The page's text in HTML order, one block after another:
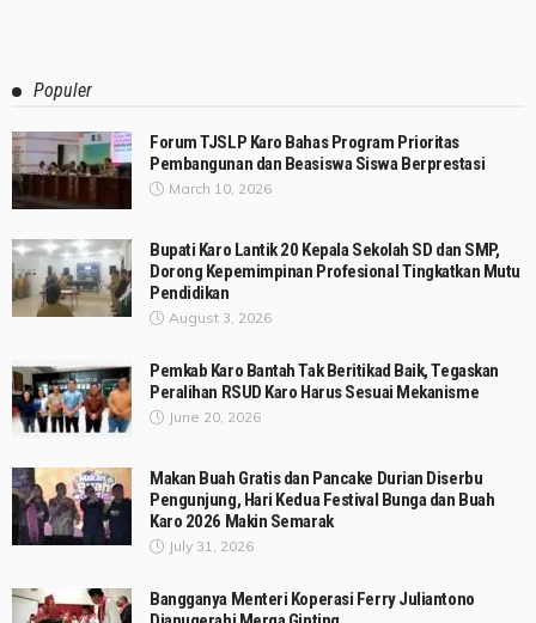
Populer
Forum TJSLP Karo Bahas Program Prioritas
Pembangunan dan Beasiswa Siswa Berprestasi
March 10, 2026
Bupati Karo Lantik 20 Kepala Sekolah SD dan SMP,
Dorong Kepemimpinan Profesional Tingkatkan Mutu
Pendidikan
August 3, 2026
Pemkab Karo Bantah Tak Beritikad Baik, Tegaskan
Peralihan RSUD Karo Harus Sesuai Mekanisme
June 20, 2026
Makan Buah Gratis dan Pancake Durian Diserbu
Pengunjung, Hari Kedua Festival Bunga dan Buah
Karo 2026 Makin Semarak
July 31, 2026
Bangganya Menteri Koperasi Ferry Juliantono